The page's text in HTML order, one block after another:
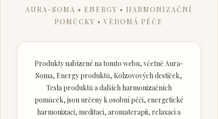
AURA-SOMA • ENERGY • HARMONIZAČNÍ
POMŮCKY • VĚDOMÁ PÉČE
Produkty nabízené na tomto webu, včetně Aura-
Soma, Energy produktů, Kolzovových destiček,
Tesla produktů a dalších harmonizačních
pomůcek, jsou určeny k osobní péči, energetické
harmonizaci, meditaci, aromaterapii, relaxaci a